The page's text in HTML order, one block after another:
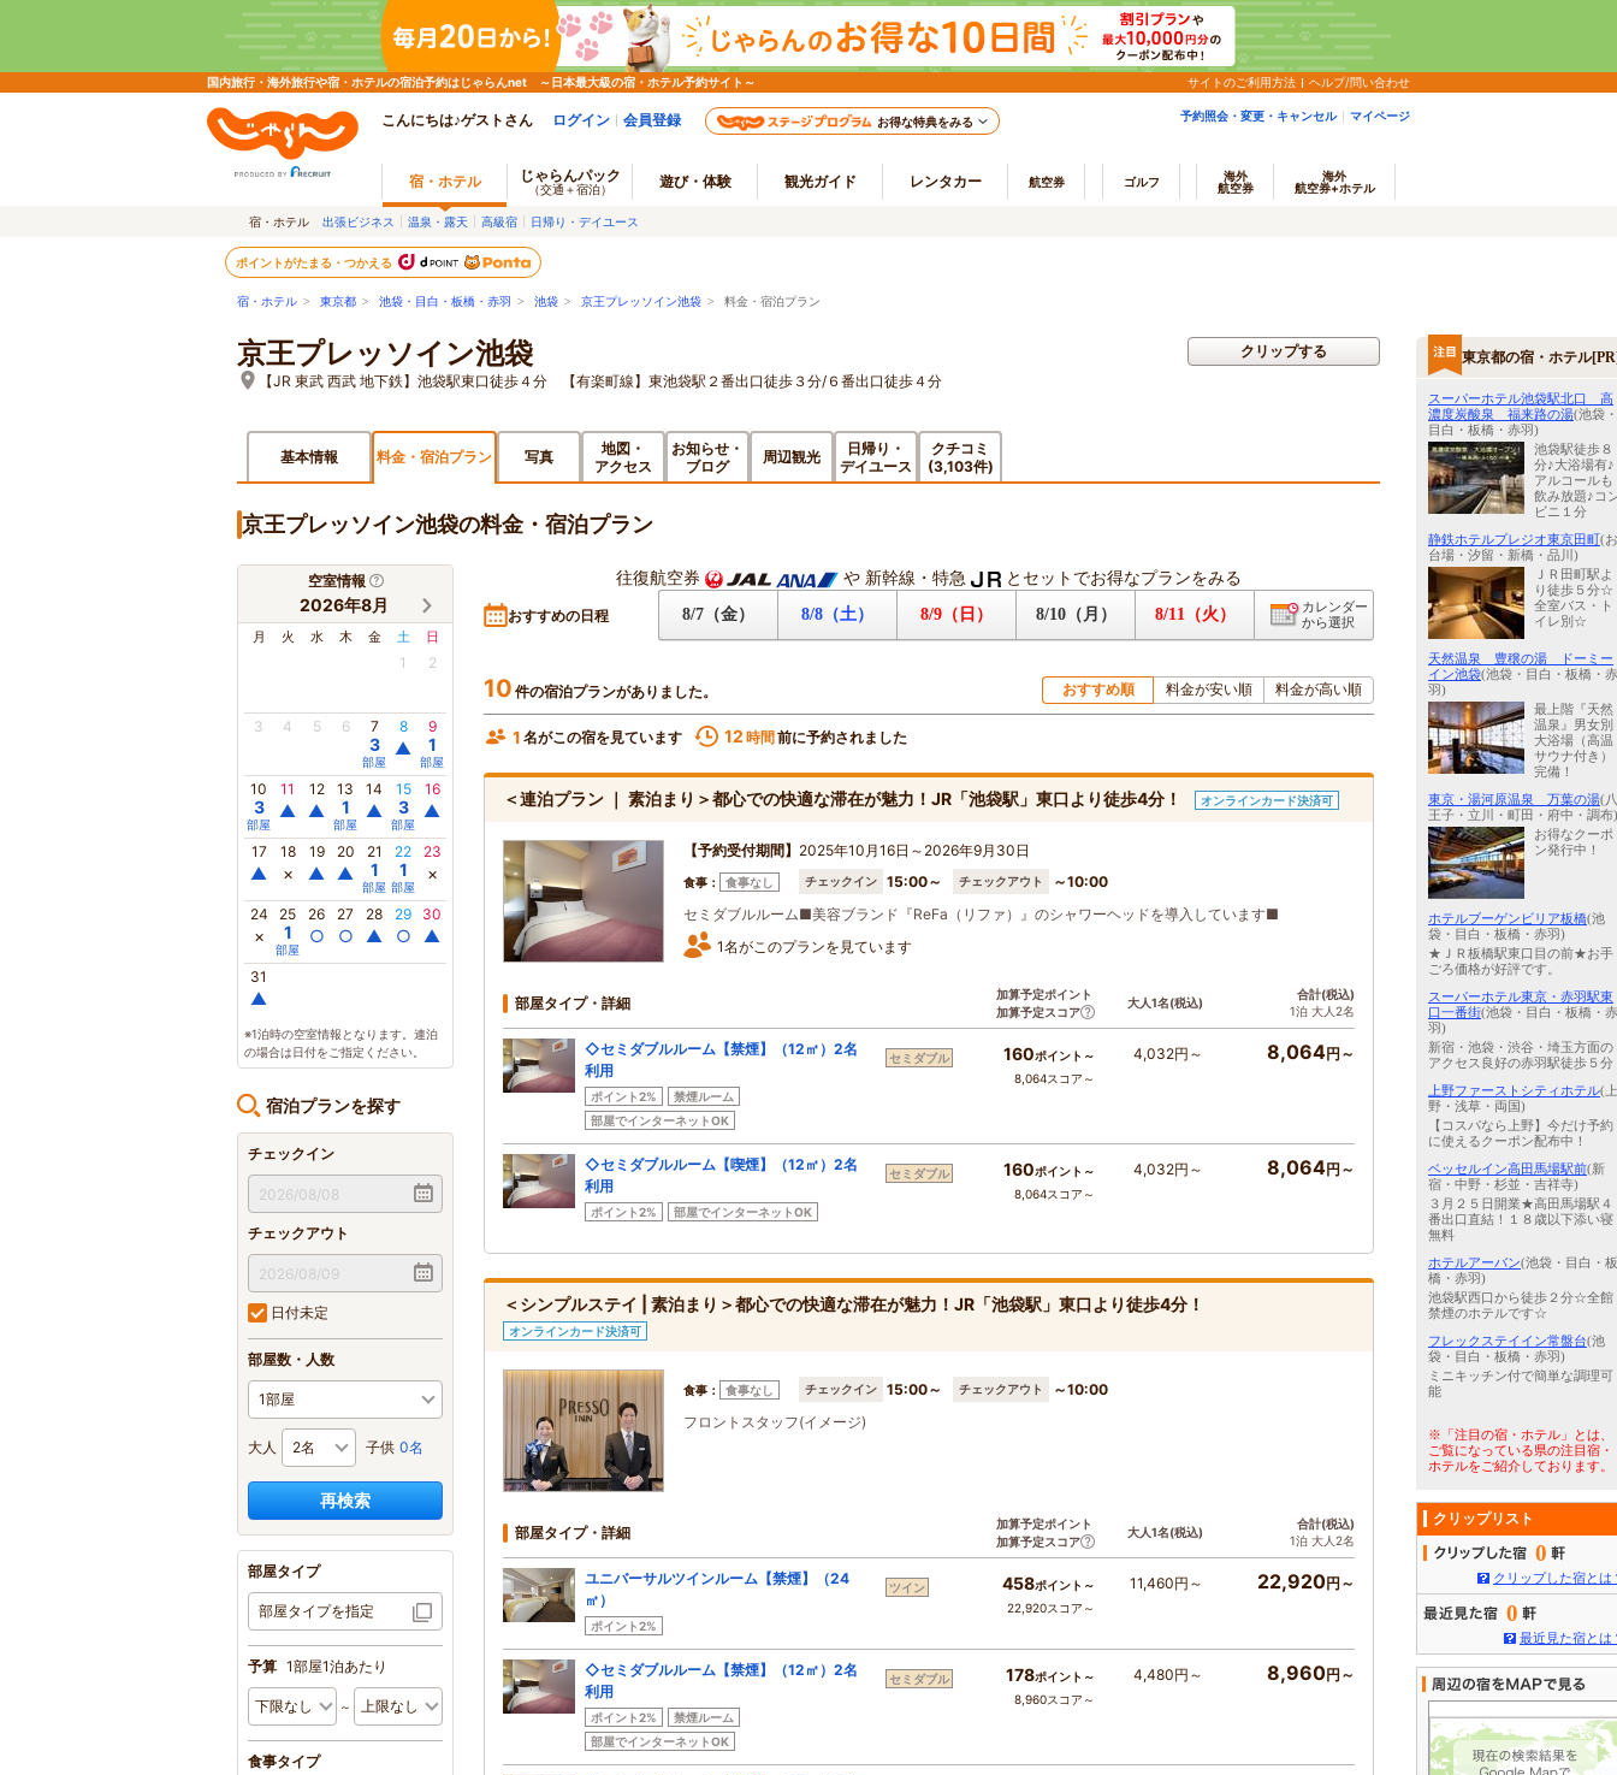
国内旅行・海外旅行や宿・ホテルの宿泊予約はじゃらんnet ～日本最大級の宿・ホテル予約サイト～ サイトのご利用方法 ヘルプ/問い合わせ
こんにちは♪ゲストさん ログイン 会員登録 お得な特典をみる 予約照会・変更・キャンセル マイページ
宿・ホテル じゃらんパック
（交通＋宿泊） 遊び・体験 観光ガイド レンタカー 航空券 ゴルフ
海外
航空券
海外
航空券+ホテル
宿・ホテル 出張ビジネス 温泉・露天 高級宿 日帰り・デイユース
ポイントがたまる・つかえる
宿・ホテル > 東京都 > 池袋・目白・板橋・赤羽 > 池袋 > 京王プレッソイン池袋 > 料金・宿泊プラン
京王プレッソイン池袋
【JR 東武 西武 地下鉄】池袋駅東口徒歩４分 【有楽町線】東池袋駅２番出口徒歩３分/６番出口徒歩４分
クリップする
基本情報 料金・宿泊プラン 写真
地図・
アクセス
お知らせ・
ブログ
周辺観光
日帰り・
デイユース
クチコミ
(3,103件)
京王プレッソイン池袋の料金・宿泊プラン
空室情報
2026年8月
月 火 水 木 金 土 日
1 2
3 4 5 6 7
3
部屋
8
▲
9
1
部屋
10
3
部屋
11
▲
12
▲
13
1
部屋
14
▲
15
3
部屋
16
▲
17
▲
18
×
19
▲
20
▲
21
1
部屋
22
1
部屋
23
×
24
×
25
1
部屋
26
○
27
○
28
▲
29
○
30
▲
31
▲
※1泊時の空室情報となります。連泊
の場合は日付をご指定ください。
宿泊プランを探す
チェックイン
チェックアウト
日付未定
部屋数・人数
大人 子供 0名
再検索
部屋タイプ
部屋タイプを指定
予算 1部屋1泊あたり
～
食事タイプ
往復航空券 や 新幹線・特急 とセットでお得なプランをみる
おすすめの日程 8/7（金） 8/8（土） 8/9（日） 8/10（月） 8/11（火）
カレンダー
から選択
10 件の宿泊プランがありました。 おすすめ順 料金が安い順 料金が高い順
1 名がこの宿を見ています 12 時間 前に予約されました
＜連泊プラン ｜ 素泊まり＞都心での快適な滞在が魅力！JR「池袋駅」東口より徒歩4分！ オンラインカード決済可
【予約受付期間】 2025年10月16日～2026年9月30日
食事： 食事なし チェックイン 15:00～ チェックアウト
～10:00
セミダブルルーム■美容ブランド『ReFa（リファ）』のシャワーヘッドを導入しています■
1名がこのプランを見ています
部屋タイプ・詳細
加算予定ポイント
加算予定スコア
大人1名(税込)
合計(税込)
1泊 大人2名
◇セミダブルルーム【禁煙】（12㎡）2名
利用
ポイント2%
禁煙ルーム
部屋でインターネットOK
セミダブル 160ポイント～
8,064スコア～
4,032円～ 8,064円～
◇セミダブルルーム【喫煙】（12㎡）2名
利用
ポイント2% 部屋でインターネットOK
セミダブル 160ポイント～
8,064スコア～
4,032円～ 8,064円～
＜シンプルステイ | 素泊まり＞都心での快適な滞在が魅力！JR「池袋駅」東口より徒歩4分！
オンラインカード決済可
食事： 食事なし チェックイン 15:00～ チェックアウト
～10:00
フロントスタッフ(イメージ)
部屋タイプ・詳細
加算予定ポイント
加算予定スコア
大人1名(税込)
合計(税込)
1泊 大人2名
ユニバーサルツインルーム【禁煙】（24
㎡）
ポイント2%
ツイン 458ポイント～
22,920スコア～
11,460円～ 22,920円～
◇セミダブルルーム【禁煙】（12㎡）2名
利用
ポイント2%
禁煙ルーム
部屋でインターネットOK
セミダブル 178ポイント～
8,960スコア～
4,480円～ 8,960円～
東京都の宿・ホテル
スーパーホテル池袋駅北口 高
濃度炭酸泉 福来路の湯(池袋・
目白・板橋・赤羽)
池袋駅徒歩８
分♪大浴場有♪
アルコールも
飲み放題♪コ
ビニ１分
静鉄ホテルプレジオ東京田町 (お
台場・汐留・新橋・品川)
ＪＲ田町駅よ
り徒歩５分☆
全室バス・ト
イレ別☆
天然温泉 豊穣の湯 ドーミー
イン池袋(池袋・目白・板橋・赤
羽)
最上階『天然
温泉』男女別
大浴場（高温
サウナ付き）
完備！
東京・湯河原温泉 万葉の湯(八
王子・立川・町田・府中・調布)
お得なクーポ
ン発行中！
ホテルブーゲンビリア板橋(池
袋・目白・板橋・赤羽)
★ＪＲ板橋駅東口目の前★お手
ごろ価格が好評です。
スーパーホテル東京・赤羽駅東
口一番街(池袋・目白・板橋・赤
羽)
新宿・池袋・渋谷・埼玉方面の
アクセス良好の赤羽駅徒歩５分
上野ファーストシティホテル(上
野・浅草・両国)
【コスパなら上野】今だけ予約
に使えるクーポン配布中！
ベッセルイン高田馬場駅前(新
宿・中野・杉並・吉祥寺)
３月２５日開業★高田馬場駅４
番出口直結！１８歳以下添い寝
無料
ホテルアーバン(池袋・目白・板
橋・赤羽)
池袋駅西口から徒歩２分☆全館
禁煙のホテルです☆
フレックステイイン常盤台(池
袋・目白・板橋・赤羽)
ミニキッチン付で簡単な調理可
能
※「注目の宿・ホテル」とは、
ご覧になっている県の注目宿・
ホテルをご紹介しております。
クリップリスト
0
クリップした宿とは
0
最近見た宿とは